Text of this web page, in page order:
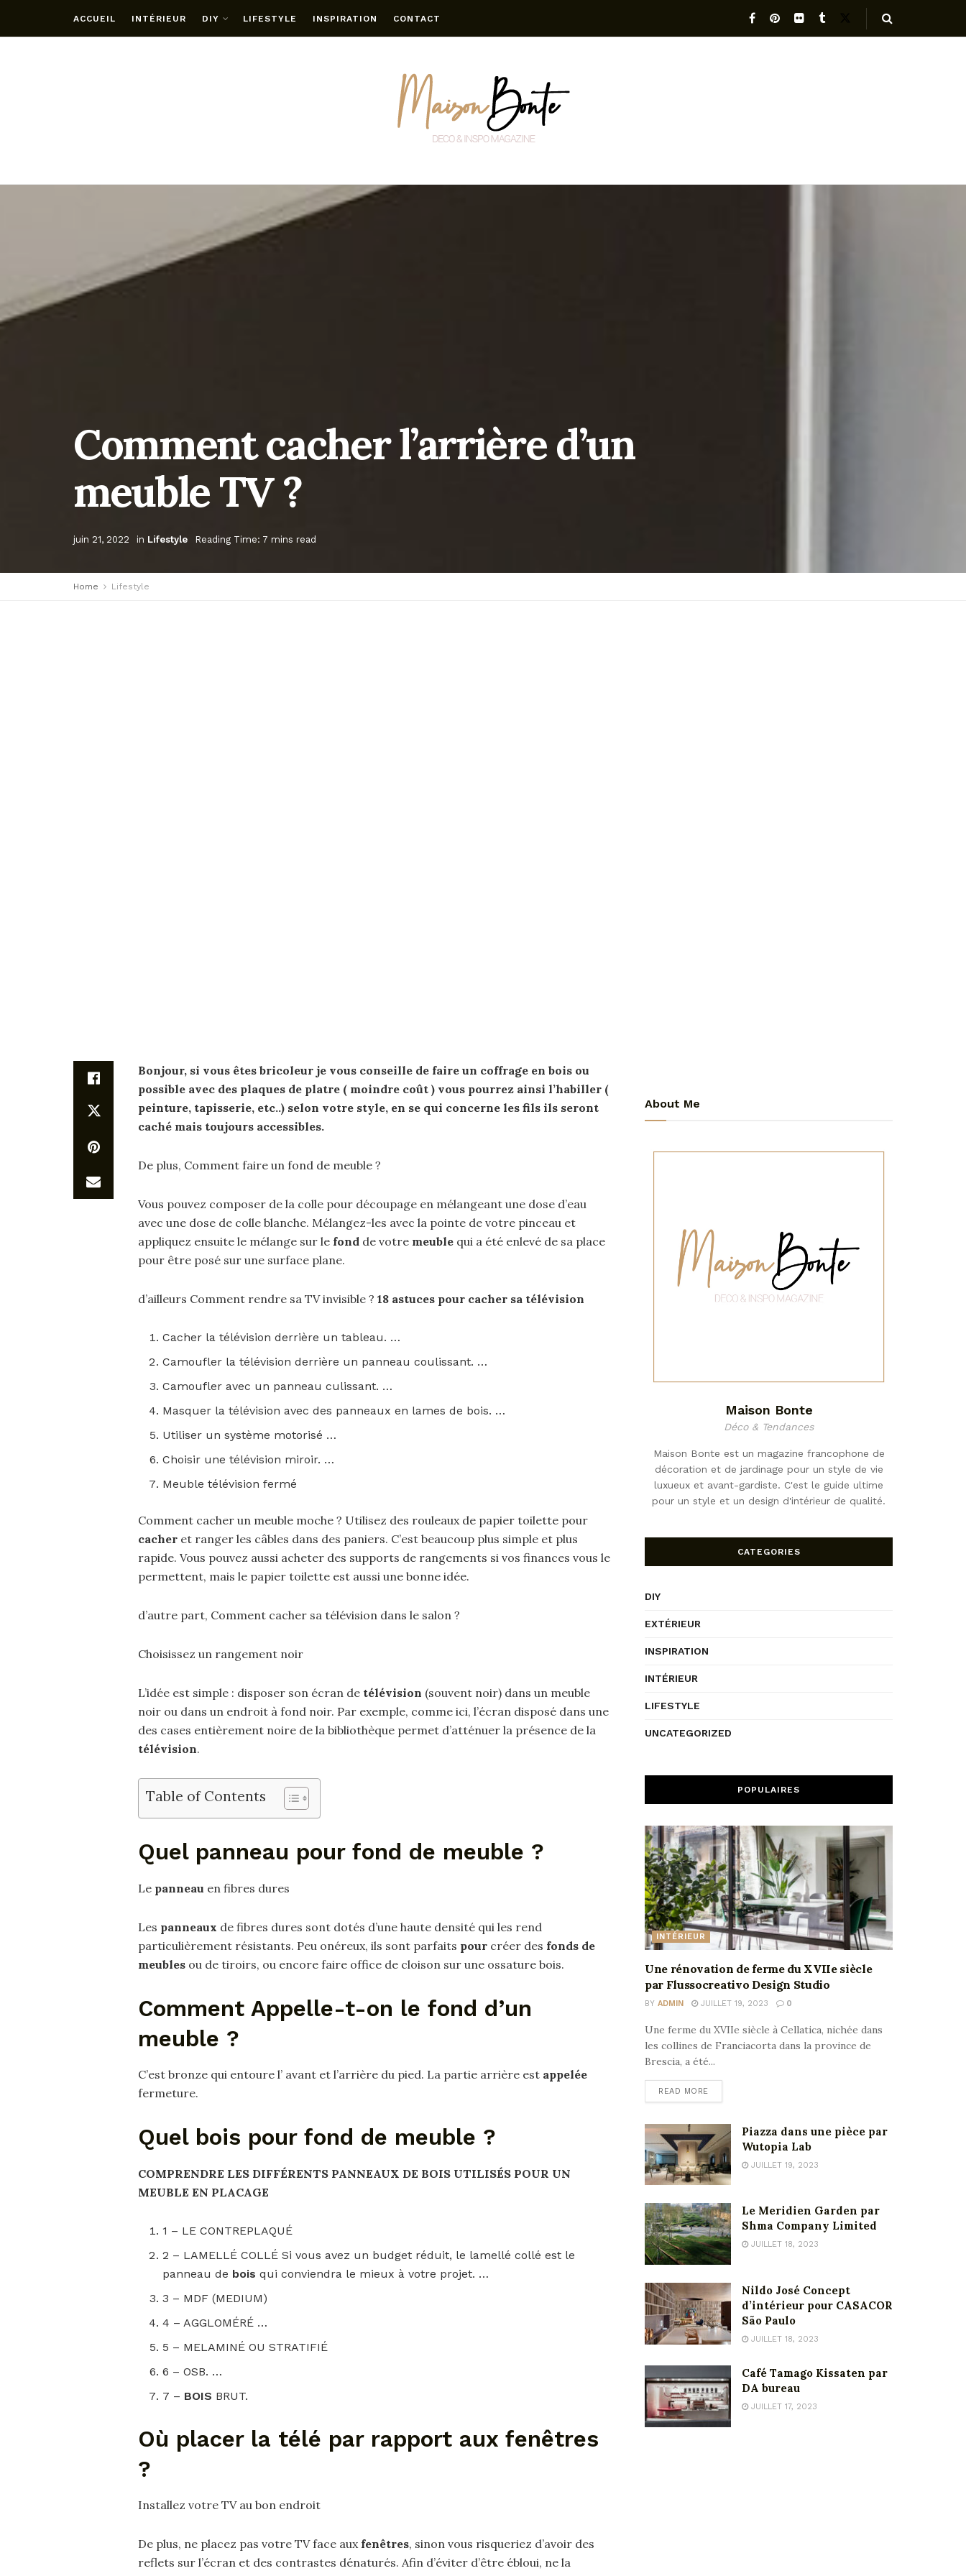
ACCUEIL INTÉRIEUR DIY LIFESTYLE INSPIRATION CONTACT
Comment cacher l’arrière d’un
meuble TV ?
juin 21, 2022 in Lifestyle Reading Time: 7 mins read
Home Lifestyle
Bonjour, si vous êtes bricoleur je vous conseille de faire un coffrage en bois ou
possible avec des plaques de platre ( moindre coût ) vous pourrez ainsi l’habiller (
peinture, tapisserie, etc..) selon votre style, en se qui concerne les fils ils seront
caché mais toujours accessibles.
De plus, Comment faire un fond de meuble ?
Vous pouvez composer de la colle pour découpage en mélangeant une dose d’eau
avec une dose de colle blanche. Mélangez-les avec la pointe de votre pinceau et
appliquez ensuite le mélange sur le fond de votre meuble qui a été enlevé de sa place
pour être posé sur une surface plane.
d’ailleurs Comment rendre sa TV invisible ? 18 astuces pour cacher sa télévision
Cacher la télévision derrière un tableau. …
Camoufler la télévision derrière un panneau coulissant. …
Camoufler avec un panneau culissant. …
Masquer la télévision avec des panneaux en lames de bois. …
Utiliser un système motorisé …
Choisir une télévision miroir. …
Meuble télévision fermé
Comment cacher un meuble moche ? Utilisez des rouleaux de papier toilette pour
cacher et ranger les câbles dans des paniers. C’est beaucoup plus simple et plus
rapide. Vous pouvez aussi acheter des supports de rangements si vos finances vous le
permettent, mais le papier toilette est aussi une bonne idée.
d’autre part, Comment cacher sa télévision dans le salon ?
Choisissez un rangement noir
L’idée est simple : disposer son écran de télévision (souvent noir) dans un meuble
noir ou dans un endroit à fond noir. Par exemple, comme ici, l’écran disposé dans une
des cases entièrement noire de la bibliothèque permet d’atténuer la présence de la
télévision.
Table of Contents
Quel panneau pour fond de meuble ?
Le panneau en fibres dures
Les panneaux de fibres dures sont dotés d’une haute densité qui les rend
particulièrement résistants. Peu onéreux, ils sont parfaits pour créer des fonds de
meubles ou de tiroirs, ou encore faire office de cloison sur une ossature bois.
Comment Appelle-t-on le fond d’un
meuble ?
C’est bronze qui entoure l’ avant et l’arrière du pied. La partie arrière est appelée
fermeture.
Quel bois pour fond de meuble ?
COMPRENDRE LES DIFFÉRENTS PANNEAUX DE BOIS UTILISÉS POUR UN
MEUBLE EN PLACAGE
1 – LE CONTREPLAQUÉ
2 – LAMELLÉ COLLÉ Si vous avez un budget réduit, le lamellé collé est le
panneau de boisqui conviendra le mieux à votre projet. …
3 – MDF (MEDIUM)
4 – AGGLOMÉRÉ …
5 – MELAMINÉ OU STRATIFIÉ
6 – OSB. …
7 – BOIS BRUT.
Où placer la télé par rapport aux fenêtres
?
Installez votre TV au bon endroit
De plus, ne placez pas votre TV face aux fenêtres, sinon vous risqueriez d’avoir des
reflets sur l’écran et des contrastes dénaturés. Afin d’éviter d’être ébloui, ne la
About Me
Maison Bonte
Déco & Tendances
Maison Bonte est un magazine francophone de
décoration et de jardinage pour un style de vie
luxueux et avant-gardiste. C'est le guide ultime
pour un style et un design d'intérieur de qualité.
CATEGORIES
DIY
EXTÉRIEUR
INSPIRATION
INTÉRIEUR
LIFESTYLE
UNCATEGORIZED
POPULAIRES
INTÉRIEUR
Une rénovation de ferme du XVIIe siècle
par Flussocreativo Design Studio
BY ADMIN JUILLET 19, 2023 0
Une ferme du XVIIe siècle à Cellatica, nichée dans
les collines de Franciacorta dans la province de
Brescia, a été...
READ MORE
Piazza dans une pièce par
Wutopia Lab
JUILLET 19, 2023
Le Meridien Garden par
Shma Company Limited
JUILLET 18, 2023
Nildo José Concept
d’intérieur pour CASACOR
São Paulo
JUILLET 18, 2023
Café Tamago Kissaten par
DA bureau
JUILLET 17, 2023